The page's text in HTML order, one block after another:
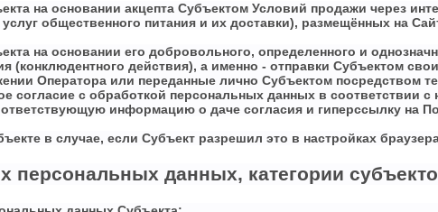
на основании акцепта Субъектом Условий продажи через
общественного питания и их доставки), размещённых на
на основании его добровольного, определенного и
(конклюдентного действия), а именно - отправки Субъектом
Оператора или переданные лично Субъектом посредством
согласие с обработкой персональных данных в соответствии
информацию о даче согласия и гиперссылку на
в случае, если Субъект разрешил это в настройках
персональных данных, категории